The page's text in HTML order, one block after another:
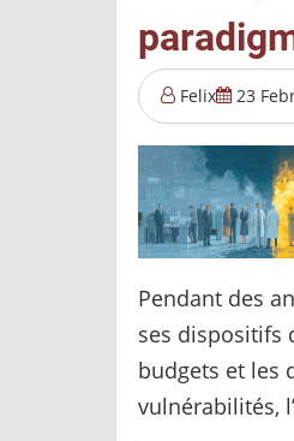
Felix 23
Pendant des
ses dispositifs
budgets et les
vulnérabilités,